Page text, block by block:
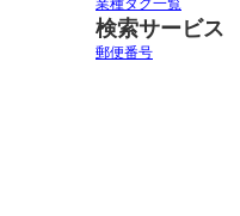
業種タグ一覧
検索サービス
郵便番号